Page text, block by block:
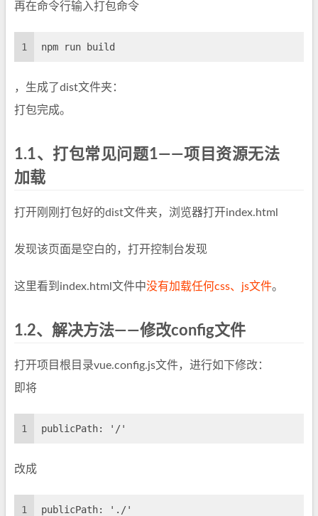
再在命令行输入打包命令
1 npm run build
，生成了dist文件夹：
打包完成。
1.1、打包常见问题1——项目资源无法
加载
打开刚刚打包好的dist文件夹，浏览器打开index.html
发现该页面是空白的，打开控制台发现
这里看到index.html文件中没有加载任何css、js文件。
1.2、解决方法——修改config文件
打开项目根目录vue.config.js文件，进行如下修改：
即将
1 publicPath: '/'
改成
1 publicPath: './'